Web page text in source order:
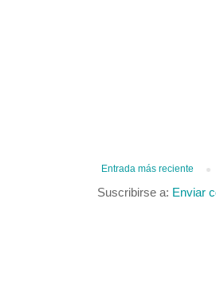
Entrada más reciente
Suscribirse a: Enviar